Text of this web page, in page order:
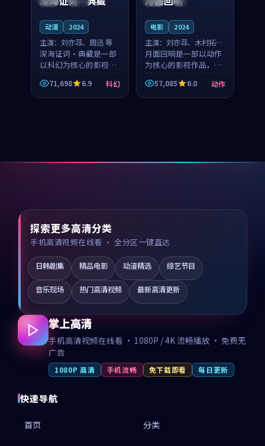
动漫 2024
主演： 刘亦菲、周迅 等
深海证词·典藏是一部
以科幻为核心的影视作
品，围绕危机、反转与
人物成长展开，整体节
奏紧凑，值得推荐观
71,698 6.9 科幻
电影 2024
主演： 刘亦菲、木村拓哉
等
月面回响是一部以动作
为核心的影视作品，围
绕危机、反转与人物成
长展开，整体节奏紧
凑，值得推荐观看。
57,085 6.0 动作
探索更多高清分类
手机高清视频在线看 · 全分区一键直达
日韩剧集 精品电影 动漫精选 综艺节目
音乐现场 热门高清视频 最新高清更新
掌上高清
手机高清视频在线看 · 1080P / 4K 流畅播放 · 免费无
广告
1080P 高清 手机流畅 免下载即看 每日更新
快速导航
首页 分类